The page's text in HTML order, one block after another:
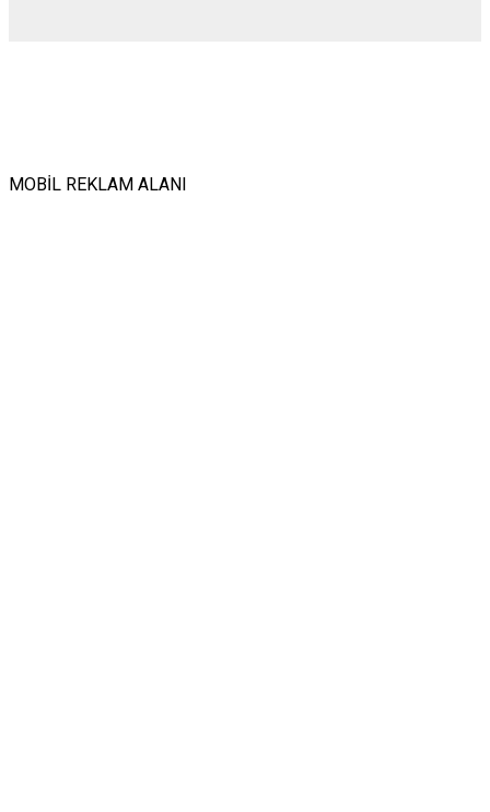
MOBİL REKLAM ALANI